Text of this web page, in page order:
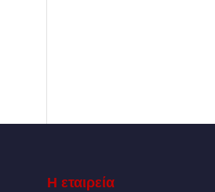
Η εταιρεία